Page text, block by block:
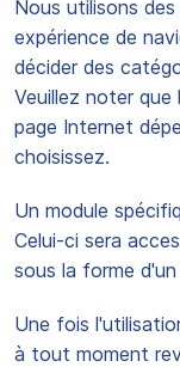
Nous utilisons
expérience de
décider des
Veuillez noter
page Internet
choisissez.
Un module
Celui-ci sera
sous la forme
Une fois
à tout moment